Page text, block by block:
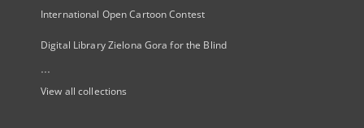
International Open Cartoon Contest
Digital Library Zielona Gora for the Blind
...
View all collections